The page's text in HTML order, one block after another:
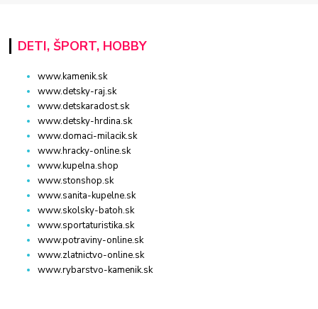
DETI, ŠPORT, HOBBY
www.kamenik.sk
www.detsky-raj.sk
www.detskaradost.sk
www.detsky-hrdina.sk
www.domaci-milacik.sk
www.hracky-online.sk
www.kupelna.shop
www.stonshop.sk
www.sanita-kupelne.sk
www.skolsky-batoh.sk
www.sportaturistika.sk
www.potraviny-online.sk
www.zlatnictvo-online.sk
www.rybarstvo-kamenik.sk